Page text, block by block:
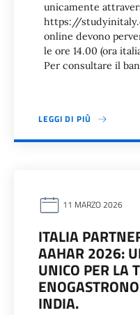
unicamente
https://
online devono
le ore 14.00 (ora
Per consultare il
LEGGI DI PIÙ
11 MARZO 2026
ITALIA
AAHAR 2026:
UNICO PER LA
INDIA.